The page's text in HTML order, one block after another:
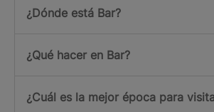
¿Dónde está Bar?
¿Qué hacer en Bar?
¿Cuál es la mejor época para